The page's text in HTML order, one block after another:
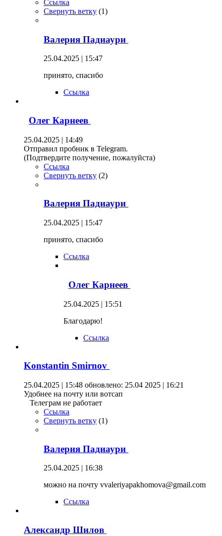
Ссылка
Свернуть ветку (1)
Валерия Падиаури
25.04.2025 | 15:47
принято, спасибо
Ссылка
Олег Карнеев
25.04.2025 | 14:49
Отправил пробник в Telegram.
(Подтвердите получение, пожалуйста)
Ссылка
Свернуть ветку (2)
Валерия Падиаури
25.04.2025 | 15:47
принято, спасибо
Ссылка
Олег Карнеев
25.04.2025 | 15:51
Благодарю!
Ссылка
Konstantin Smirnov
25.04.2025 | 15:48 обновлено: 25.04 2025 | 16:21
Удобнее на почту или вотсап
Телеграм не работает
Ссылка
Свернуть ветку (1)
Валерия Падиаури
25.04.2025 | 16:38
можно на почту vvaleriyapakhomova@gmail.com
Ссылка
Александр Шилов